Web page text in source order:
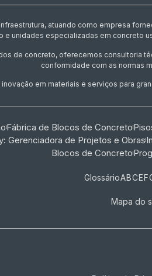
atuando como empresa
e unidades especializadas em
de concreto, oferecemos consultoria
conformidade com as normas
em materiais e serviços para
Fábrica de Blocos de Concreto
Gerenciadora de Projetos e Obras
Blocos de Concreto
GlossárioABCEF
Mapa do